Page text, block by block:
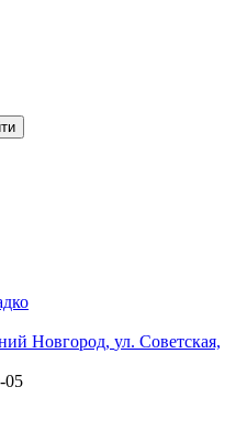
Новгород, ул. Советская,
05